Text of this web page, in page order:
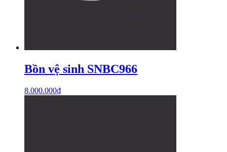
Bồn vệ sinh SNBC966
8.000.000₫